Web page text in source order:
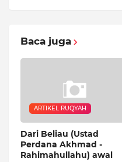
Baca juga
ARTIKEL RUQYAH
Dari Beliau (Ustad
Perdana Akhmad -
Rahimahullahu) awal